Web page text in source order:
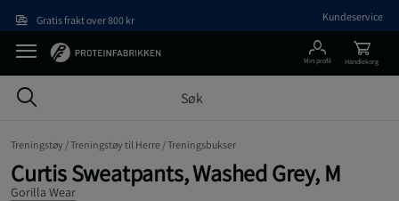
Gratis frakt over 800 kr Kundeservice
Min profil Handlekorg
Treningstøy /Treningstøy til Herre /Treningsbukser
Curtis Sweatpants, Washed Grey, M
Gorilla Wear